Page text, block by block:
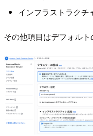
インフラストラクチ
その他項目はデフォル